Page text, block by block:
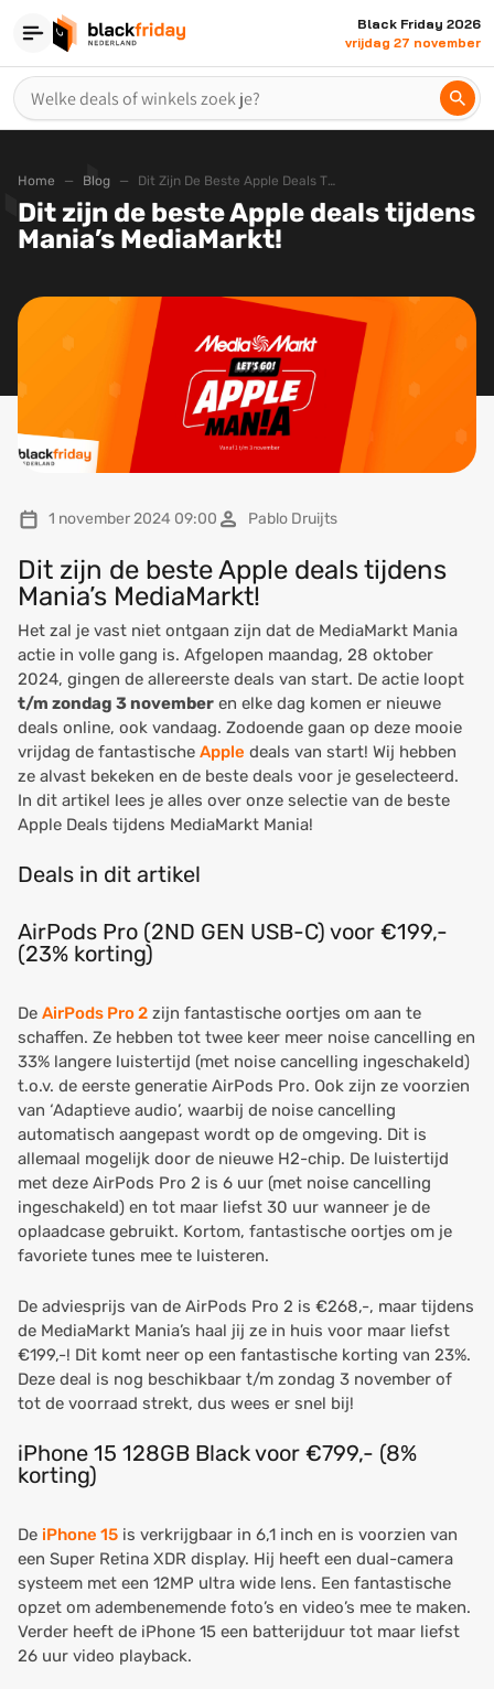
Black Friday 2026
vrijdag 27 november
Home Blog Dit Zijn De Beste Apple Deals Tijdens Manias Mediamarkt
Dit zijn de beste Apple deals tijdens
Mania’s MediaMarkt!
1 november 2024 09:00 Pablo Druijts
Dit zijn de beste Apple deals tijdens
Mania’s MediaMarkt!
Het zal je vast niet ontgaan zijn dat de MediaMarkt Mania
actie in volle gang is. Afgelopen maandag, 28 oktober
2024, gingen de allereerste deals van start. De actie loopt
t/m zondag 3 november en elke dag komen er nieuwe
deals online, ook vandaag. Zodoende gaan op deze mooie
vrijdag de fantastische Apple deals van start! Wij hebben
ze alvast bekeken en de beste deals voor je geselecteerd.
In dit artikel lees je alles over onze selectie van de beste
Apple Deals tijdens MediaMarkt Mania!
Deals in dit artikel
AirPods Pro (2ND GEN USB-C) voor €199,-
(23% korting)
De AirPods Pro 2 zijn fantastische oortjes om aan te
schaffen. Ze hebben tot twee keer meer noise cancelling en
33% langere luistertijd (met noise cancelling ingeschakeld)
t.o.v. de eerste generatie AirPods Pro. Ook zijn ze voorzien
van ‘Adaptieve audio’, waarbij de noise cancelling
automatisch aangepast wordt op de omgeving. Dit is
allemaal mogelijk door de nieuwe H2-chip. De luistertijd
met deze AirPods Pro 2 is 6 uur (met noise cancelling
ingeschakeld) en tot maar liefst 30 uur wanneer je de
oplaadcase gebruikt. Kortom, fantastische oortjes om je
favoriete tunes mee te luisteren.
De adviesprijs van de AirPods Pro 2 is €268,-, maar tijdens
de MediaMarkt Mania’s haal jij ze in huis voor maar liefst
€199,-! Dit komt neer op een fantastische korting van 23%.
Deze deal is nog beschikbaar t/m zondag 3 november of
tot de voorraad strekt, dus wees er snel bij!
iPhone 15 128GB Black voor €799,- (8%
korting)
De iPhone 15 is verkrijgbaar in 6,1 inch en is voorzien van
een Super Retina XDR display. Hij heeft een dual-camera
systeem met een 12MP ultra wide lens. Een fantastische
opzet om adembenemende foto’s en video’s mee te maken.
Verder heeft de iPhone 15 een batterijduur tot maar liefst
26 uur video playback.